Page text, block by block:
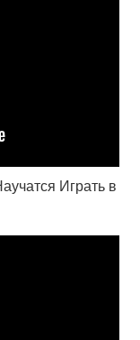
Играть в